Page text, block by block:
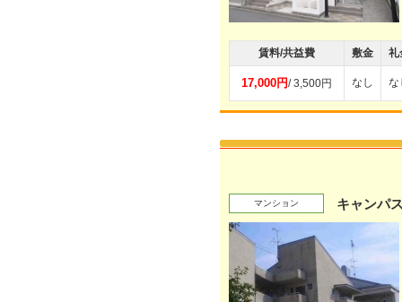
賃料/共益費 敷金 礼
17,000円/ 3,500円 なし な
マンション キャンパ